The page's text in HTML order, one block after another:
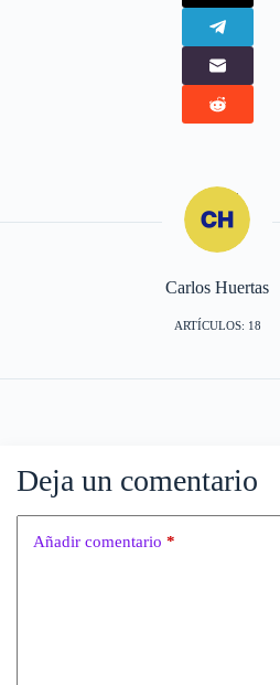
Carlos Huertas
ARTÍCULOS: 18
Deja un comentario
Añadir comentario *